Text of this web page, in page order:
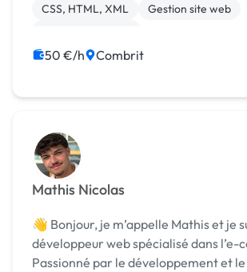
CSS, HTML, XML
Gestion site web
50 €/h Combrit
Mathis Nicolas
👋 Bonjour, je m’appelle Mathis et je
développeur web spécialisé dans l’e-
Passionné par le développement et